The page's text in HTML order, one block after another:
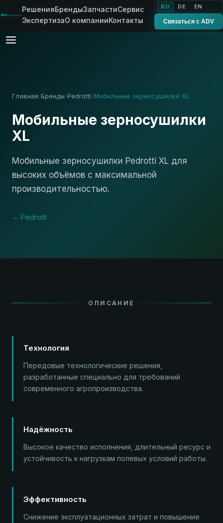
РешенияБрендыЗапчастиСервис
ЭкспертизаО компанииКонтакты
RU DE EN
Связаться с ADV
Главная› Бренды Pedrotti Мобильные зерносушилки XL
Мобильные зерносушилки
XL
Мобильные зерносушилки Pedrotti XL для
высоких объёмов с максимальной
производительностью.
← Pedrotti
ОПИСАНИЕ
Технология
Передовые технологические решения,
разработанные специально для требований
современного агропроизводства.
Надёжность
Высокое качество исполнения, длительный ресурс и
устойчивость к нагрузкам полевых условий работы.
Эффективность
Снижение эксплуатационных затрат и повышение